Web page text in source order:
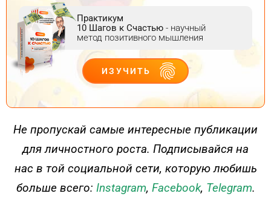
Практикум
10 Шагов к Счастью - научный
метод позитивного мышления
ИЗУЧИТЬ
ДЕЙСТВУЙ
Не пропускай самые интересные публикации
для личностного роста. Подписывайся на
нас в той социальной сети, которую любишь
больше всего: Instagram, Facebook, Telegram.